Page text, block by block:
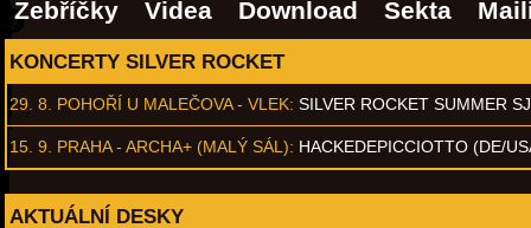
Žebříčky
Videa Download Sekta
KONCERTY SILVER ROCKET
29. 8. POHOŘÍ U MALEČOVA - VLEK: SILVER ROCKET SUMMER
15. 9. PRAHA - ARCHA+ (MALÝ SÁL): HACKEDEPICCIOTTO (DE/
AKTUÁLNÍ DESKY